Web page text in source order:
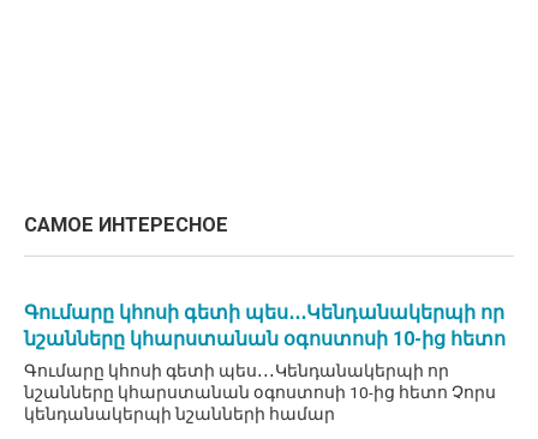
САМОЕ ИНТЕРЕСНОЕ
Գումարը կհոսի գետի պես․․․Կենդանակերպի որ
նշանները կհարստանան օգոստոսի 10-ից հետո
Գումարը կհոսի գետի պես․․․Կենդանակերպի որ
նշանները կհարստանան օգոստոսի 10-ից հետո Չորս
կենդանակերպի նշանների համար